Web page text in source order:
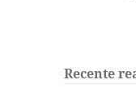
Recente